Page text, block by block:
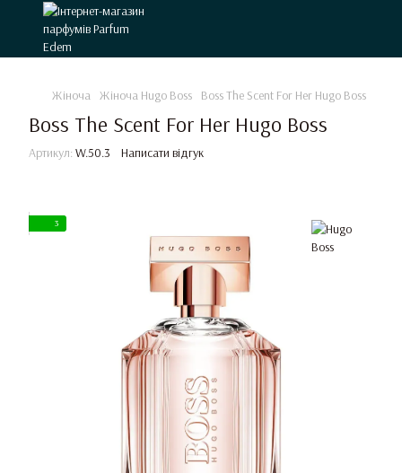
Жіноча Жіноча Hugo Boss Boss The Scent For Her Hugo Boss
Boss The Scent For Her Hugo Boss
Артикул: W.50.3 Написати відгук
3